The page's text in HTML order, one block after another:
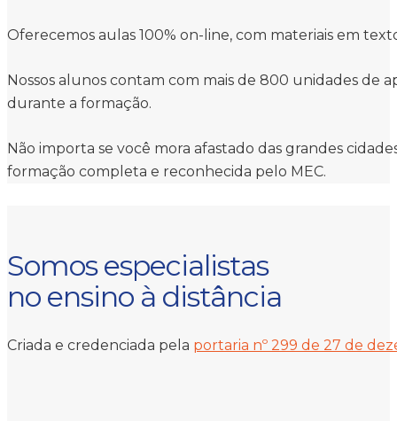
Oferecemos aulas 100% on-line, com materiais em
Nossos alunos contam com mais de 800 unidades de
durante a formação.
Não importa se você mora afastado das grandes
formação completa e reconhecida pelo MEC.
Somos especialistas
no ensino à distância
Criada e credenciada pela portaria nº 299 de 27 de